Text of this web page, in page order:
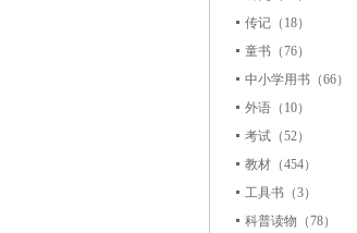
传记 （18）
童书 （76）
中小学用书 （66）
外语 （10）
考试 （52）
教材 （454）
工具书 （3）
科普读物 （78）